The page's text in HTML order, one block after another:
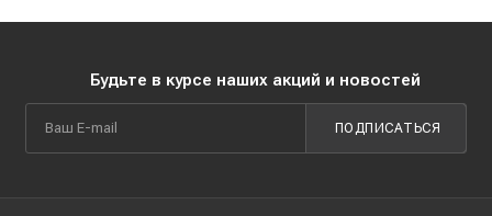
Будьте в курсе наших акций и новостей
ПОДПИСАТЬСЯ